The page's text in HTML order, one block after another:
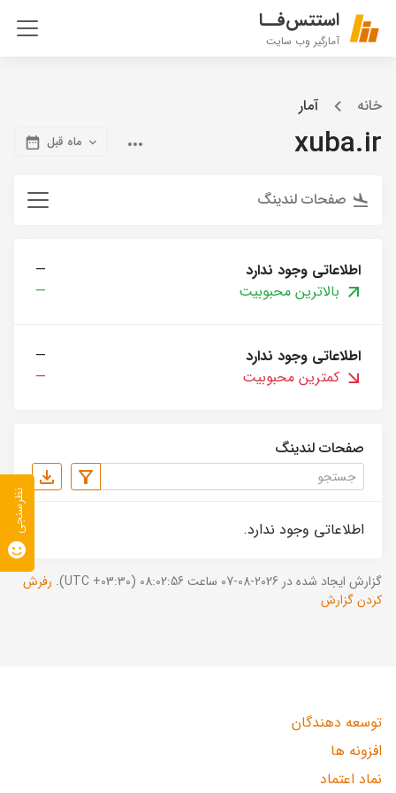
استتس‌فــا
آمارگیر وب سایت
خانه آمار
xuba.ir ماه قبل
صفحات لندینگ
اطلاعاتی وجود ندارد
—
بالاترین محبوبیت
—
اطلاعاتی وجود ندارد
—
کمترین محبوبیت
—
صفحات لندینگ
اطلاعاتی وجود ندارد.
گزارش ایجاد شده در 2026-08-07 ساعت 08:02:56 (UTC +03:30).
رفرش
کردن گزارش
توسعه دهندگان
افزونه ها
نماد اعتماد
نظرسنجی